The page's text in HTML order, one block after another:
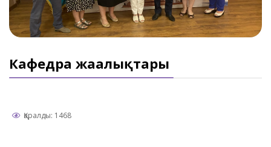
Кафедра жаңалықтары
Қаралды: 1468